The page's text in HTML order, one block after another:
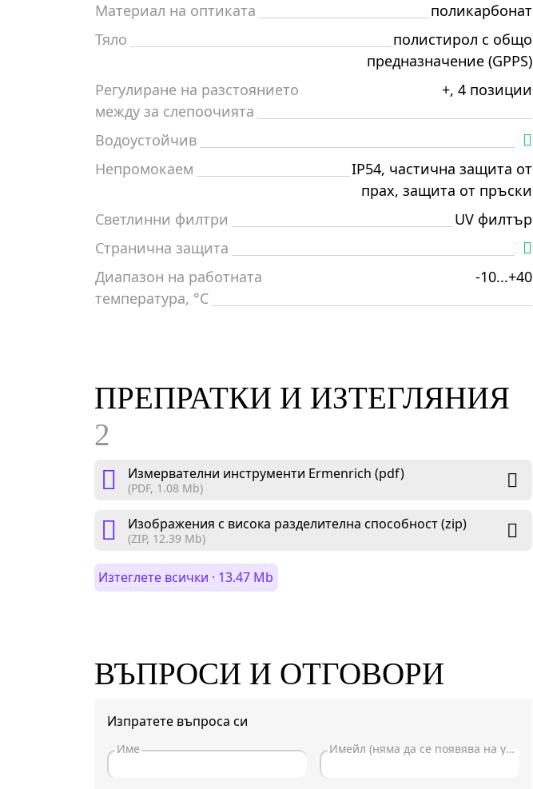
Материал на оптиката
поликарбонат
Тяло
полистирол с общо
предназначение (GPPS)
Регулиране на разстоянието
между за слепоочията
+, 4 позиции
Водоустойчив
Непромокаем
IP54, частична защита от
прах, защита от пръски
Светлинни филтри
UV филтър
Странична защита
Диапазон на работната
температура, °C
-10...+40
ПРЕПРАТКИ И ИЗТЕГЛЯНИЯ
2
Измервателни инструменти Ermenrich (pdf)
(PDF, 1.08 Mb)
Изображения с висока разделителна способност (zip)
(ZIP, 12.39 Mb)
Изтеглете всички · 13.47 Mb
ВЪПРОСИ И ОТГОВОРИ
Изпратете въпроса си